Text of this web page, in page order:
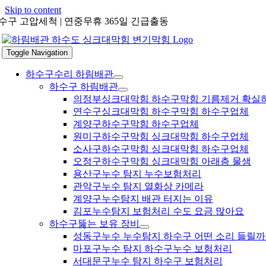
Skip to content
구 고압세척 | 연중무휴 365일 긴급출동
Toggle Navigation
하수구수리 하림배관
하수구 하림배관
의정부싱크대막힘 하수구막힘 기름제거 확실
연수구싱크대막힘 하수구막힘 하수구업체
계양구하수구막힘 하수구업체
원미구하수구막힘 싱크대막힘 하수구업체
소사구하수구막힘 싱크대막힘 하수구업체
오정구하수구막힘 싱크대막힘 아래층 물샘
용산구누수 탐지 누수보험처리
관악구누수 탐지 열화상 카메라
계양구누수탐지 배관 터지는 이유
김포누수탐지 보험처리 수도 요금 많아요
하수구뚫는 보유 장비
성동구누수 누수탐지 하수구 어떤 소리 들릴까
마포구누수 탐지 하수구누수 보험처리
서대문구누수 탐지 하수구 보험처리